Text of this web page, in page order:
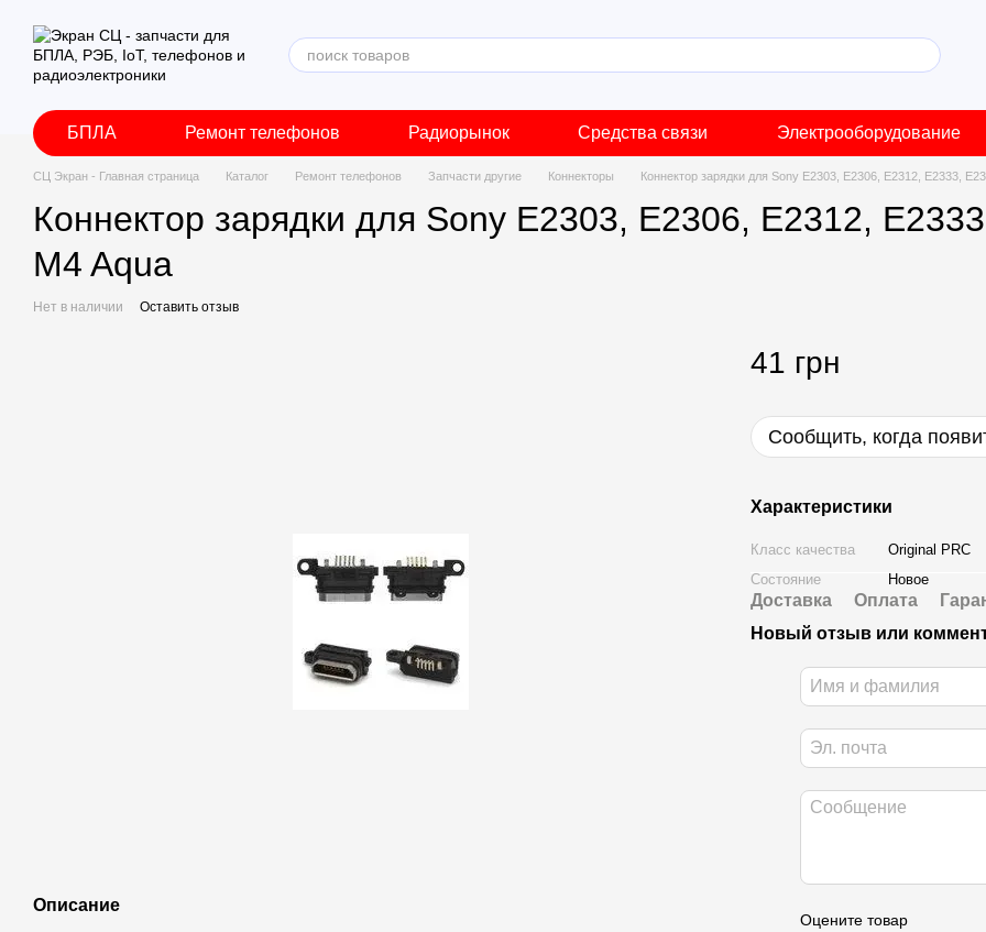
БПЛА Ремонт телефонов Радиорынок Средства связи Электрооборудование
СЦ Экран - Главная страница Каталог Ремонт телефонов Запчасти другие Коннекторы Коннектор зарядки для Sony E2303, E2306, E2312, E2333,
Коннектор зарядки для Sony E2303, E2306, E2312,
M4 Aqua
Нет в наличии Оставить отзыв
Описание
41 грн
Сообщить, когда
Характеристики
Класс качества
Original PRC
Состояние
Новое
Доставка Оплата
Новый отзыв или
Оцените товар